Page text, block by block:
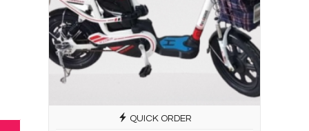
QUICK ORDER